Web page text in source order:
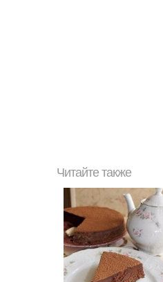
Читайте также